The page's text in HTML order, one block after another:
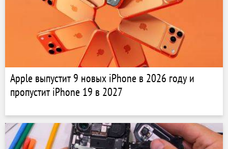
Apple выпустит 9 новых iPhone в 2026 году и
пропустит iPhone 19 в 2027